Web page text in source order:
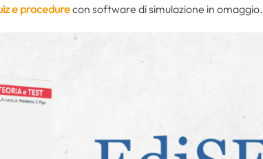
e procedurecon software di simulazione in omaggio.